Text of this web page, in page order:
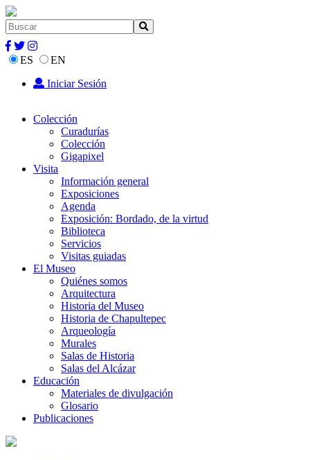
ES
EN
Iniciar Sesión
Colección
Curadurías
Colección
Gigapixel
Visita
Información general
Exposiciones
Agenda
Exposición: Bordado, de la virtud
Biblioteca
Servicios
Visitas guiadas
El Museo
Quiénes somos
Arquitectura
Historia del Museo
Historia de Chapultepec
Arqueología
Murales
Salas de Historia
Salas del Alcázar
Educación
Materiales de divulgación
Glosario
Publicaciones